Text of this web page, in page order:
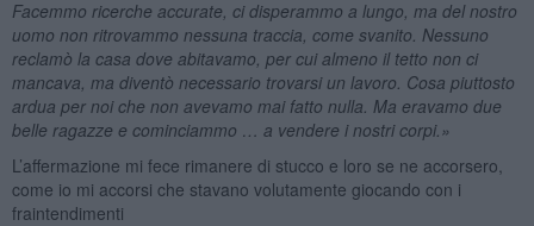
Facemmo ricerche accurate, ci disperammo a lungo, ma del nostro
uomo non ritrovammo nessuna traccia, come svanito. Nessuno
reclamò la casa dove abitavamo, per cui almeno il tetto non ci
mancava, ma diventò necessario trovarsi un lavoro. Cosa piuttosto
ardua per noi che non avevamo mai fatto nulla. Ma eravamo due
belle ragazze e cominciammo … a vendere i nostri corpi.»
L’affermazione mi fece rimanere di stucco e loro se ne accorsero,
come io mi accorsi che stavano volutamente giocando con i
fraintendimenti